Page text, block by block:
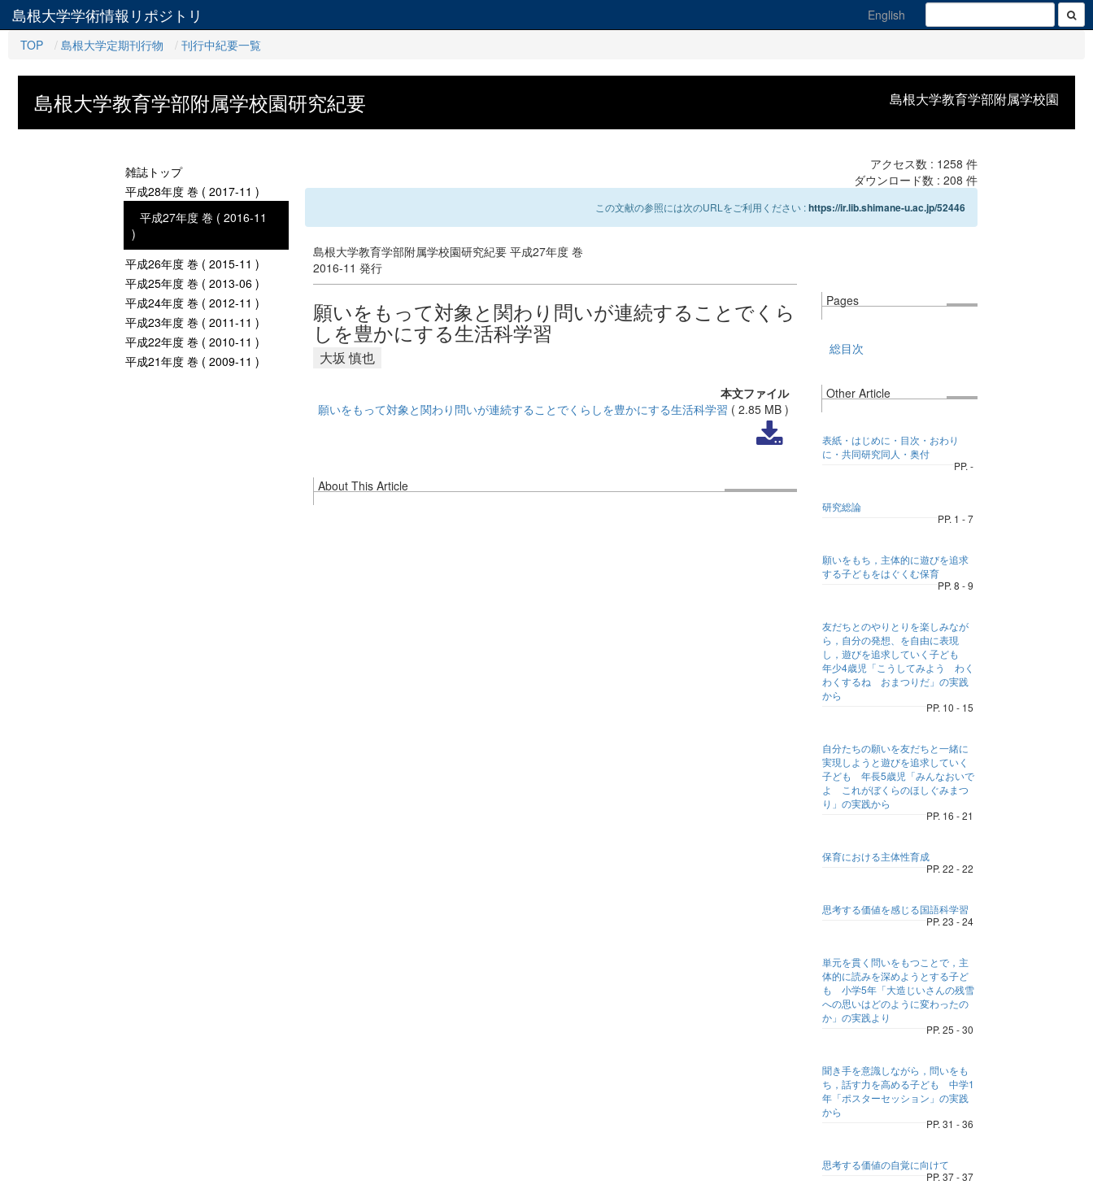
島根大学学術情報リポジトリ
English
TOP
島根大学定期刊行物 刊行中紀要一覧
島根大学教育学部附属学校園
島根大学教育学部附属学校園研究紀要
雑誌トップ
平成28年度 巻 ( 2017-11 )
平成27年度 巻 ( 2016-11
)
平成26年度 巻 ( 2015-11 )
平成25年度 巻 ( 2013-06 )
平成24年度 巻 ( 2012-11 )
平成23年度 巻 ( 2011-11 )
平成22年度 巻 ( 2010-11 )
平成21年度 巻 ( 2009-11 )
アクセス数 : 1258 件
ダウンロード数 : 208 件
この文献の参照には次のURLをご利用ください :https://ir.lib.shimane-u.ac.jp/52446
島根大学教育学部附属学校園研究紀要 平成27年度 巻
2016-11 発行
願いをもって対象と関わり問いが連続することでくら
しを豊かにする生活科学習
大坂 慎也
本文ファイル
願いをもって対象と関わり問いが連続することでくらしを豊かにする生活科学習 (2.85 MB )
About This Article
Pages
総目次
Other Article
表紙・はじめに・目次・おわり
に・共同研究同人・奥付
PP. -
研究総論
PP. 1 - 7
願いをもち，主体的に遊びを追求
する子どもをはぐくむ保育
PP. 8 - 9
友だちとのやりとりを楽しみなが
ら，自分の発想、を自由に表現
し，遊びを追求していく子ども
年少4歳児「こうしてみよう わく
わくするね おまつりだ」の実践
から
PP. 10 - 15
自分たちの願いを友だちと一緒に
実現しようと遊びを追求していく
子ども 年長5歳児「みんなおいで
よ これがぼくらのほしぐみまつ
り」の実践から
PP. 16 - 21
保育における主体性育成
PP. 22 - 22
思考する価値を感じる国語科学習
PP. 23 - 24
単元を貫く問いをもつことで，主
体的に読みを深めようとする子ど
も 小学5年「大造じいさんの残雪
への思いはどのように変わったの
か」の実践より
PP. 25 - 30
聞き手を意識しながら，問いをも
ち，話す力を高める子ども 中学1
年「ポスターセッション」の実践
から
PP. 31 - 36
思考する価値の自覚に向けて
PP. 37 - 37